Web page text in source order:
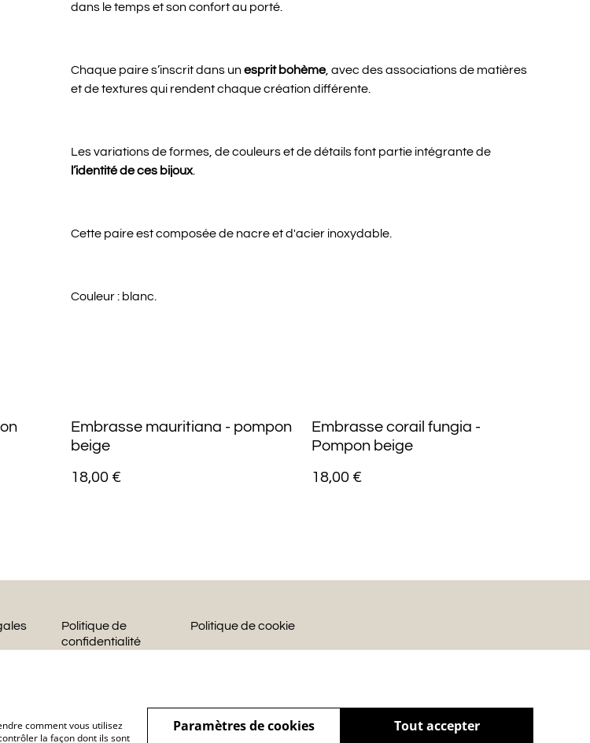
dans le temps et son confort au porté.
Chaque paire s’inscrit dans unesprit bohème, avec des associations de matières
et de textures qui rendent chaque création différente.
Les variations de formes, de couleurs et de détails font partie intégrante de
l’identité de ces bijoux.
Cette paire est composée de nacre et d'acier inoxydable.
Couleur : blanc.
Embrasse mauritiana - pompon
beige
18,00 €
Embrasse corail fungia -
Pompon beige
18,00 €
Politique de
confidentialité
Politique de cookie
comment vous utilisez
la façon dont ils sont
Tout accepter
Paramètres de cookies